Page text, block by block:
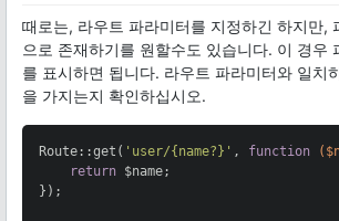
때로는, 라우트 파라미터를 지정하긴 하지만,
으로 존재하기를 원할수도 있습니다. 이 경우
를 표시하면 됩니다. 라우트 파라미터와 일치
을 가지는지 확인하십시오.
Route::get( 'user/{name?}' , function
return $name;
});